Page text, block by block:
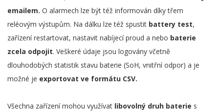
emailem. O alarmech lze být též informován díky třem
reléovým výstupům. Na dálku lze též spustit battery test,
zařízení restartovat, nastavit nabíjecí proud a nebo baterie
zcela odpojit. Veškeré údaje jsou logovány včetně
dlouhodobých statistik stavu baterie (SoH, vnitřní odpor) a je
možné je exportovat ve formátu CSV.
Všechna zařízení mohou využívat libovolný druh baterie s